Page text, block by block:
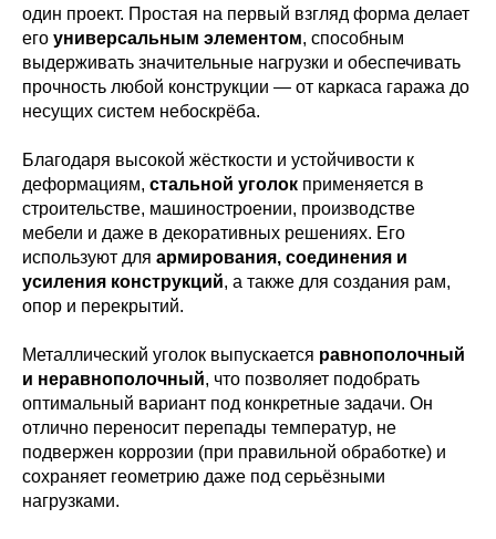
один проект. Простая на первый взгляд форма делает
его универсальным элементом, способным
выдерживать значительные нагрузки и обеспечивать
прочность любой конструкции — от каркаса гаража до
несущих систем небоскрёба.
Благодаря высокой жёсткости и устойчивости к
деформациям, стальной уголок применяется в
строительстве, машиностроении, производстве
мебели и даже в декоративных решениях. Его
используют для армирования, соединения и
усиления конструкций, а также для создания рам,
опор и перекрытий.
Металлический уголок выпускается равнополочный
и неравнополочный, что позволяет подобрать
оптимальный вариант под конкретные задачи. Он
отлично переносит перепады температур, не
подвержен коррозии (при правильной обработке) и
сохраняет геометрию даже под серьёзными
нагрузками.